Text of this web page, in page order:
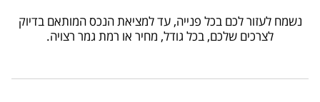
עד מחיר
נשמח לעזור לכם בכל פנייה, עד למציאת הנכס המותאם בדיוק
לצרכים שלכם, בכל גודל, מחיר או רמת גמר רצויה.